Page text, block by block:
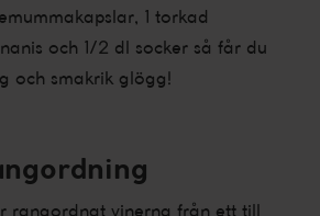
1 torkad
och 1/2 dl socker så får du
och smakrik glögg!
rangordnat vinerna från ett till